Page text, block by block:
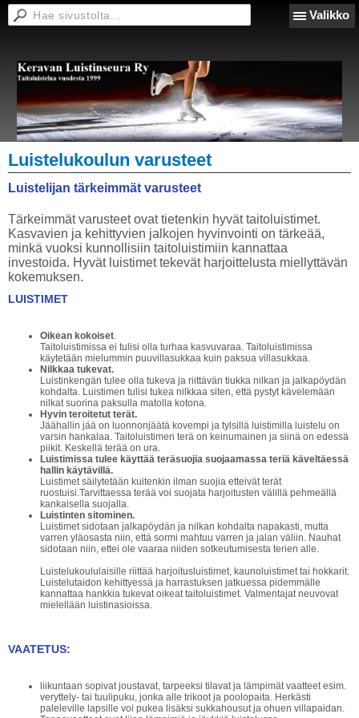
Valikko
Luistelukoulun varusteet
Luistelijan tärkeimmät varusteet
Tärkeimmät varusteet ovat tietenkin hyvät taitoluistimet.
Kasvavien ja kehittyvien jalkojen hyvinvointi on tärkeää,
minkä vuoksi kunnollisiin taitoluistimiin kannattaa
investoida. Hyvät luistimet tekevät harjoittelusta miellyttävän
kokemuksen.
LUISTIMET
Oikean kokoiset.
Taitoluistimissa ei tulisi olla turhaa kasvuvaraa. Taitoluistimissa
käytetään mielummin puuvillasukkaa kuin paksua villasukkaa.
Nilkkaa tukevat.
Luistinkengän tulee olla tukeva ja riittävän tiukka nilkan ja jalkapöydän
kohdalta. Luistimen tulisi tukea nilkkaa siten, että pystyt kävelemään
nilkat suorina paksulla matolla kotona.
Hyvin teroitetut terät.
Jäähallin jää on luonnonjäätä kovempi ja tylsillä luistimilla luistelu on
varsin hankalaa. Taitoluistimen terä on keinumainen ja siinä on edessä
piikit. Keskellä terää on ura.
Luistimissa tulee käyttää teräsuojia suojaamassa teriä käveltäessä
hallin käytävillä.
Luistimet säilytetään kuitenkin ilman suojia etteivät terät
ruostuisi.Tarvittaessa terää voi suojata harjoitusten välillä pehmeällä
kankaisella suojalla.
Luistinten sitominen.
Luistimet sidotaan jalkapöydän ja nilkan kohdalta napakasti, mutta
varren yläosasta niin, että sormi mahtuu varren ja jalan väliin. Nauhat
sidotaan niin, ettei ole vaaraa niiden sotkeutumisesta terien alle.
Luistelukoululaisille riittää harjoitusluistimet, kaunoluistimet tai hokkarit.
Luistelutaidon kehittyessä ja harrastuksen jatkuessa pidemmälle
kannattaa hankkia tukevat oikeat taitoluistimet. Valmentajat neuvovat
mielellään luistinasioissa.
VAATETUS:
liikuntaan sopivat joustavat, tarpeeksi tilavat ja lämpimät vaatteet esim.
veryttely- tai tuulipuku, jonka alle trikoot ja poolopaita. Herkästi
paleleville lapsille voi pukea lisäksi sukkahousut ja ohuen villapaidan.